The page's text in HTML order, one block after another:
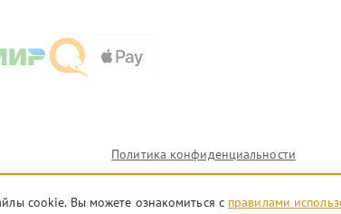
Политика конфиденциальности
которых сервисные центры chb.insta360-fix.ru предоставляют услуги по
cookie. Вы можете ознакомиться с правилами